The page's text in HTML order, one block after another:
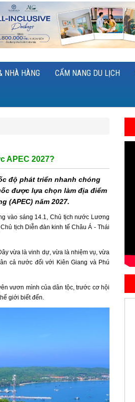
NHÀ HÀNG CẨM NANG DU LỊCH
APEC 2027?
độ phát triển nhanh chóng
được lựa chọn làm địa điểm
(APEC) năm 2027.
vào sáng 14.1, Chủ tịch nước Lương
tịch Diễn đàn kinh tế Châu Á - Thái
vừa là vinh dự, vừa là nhiệm vụ, vừa
cả nước đối với Kiên Giang và Phú
vươn mình của dân tộc, trước cơ hội
giới biết đến.